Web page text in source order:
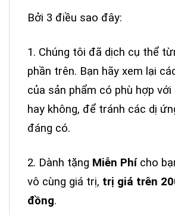
Bởi 3 điều sao đây:
1. Chúng tôi đã dịch cụ thể
phần trên. Bạn hãy xem lại
của sản phẩm có phù hợp
hay không, để tránh các dị
đáng có.
2. Dành tặng Miễn Phícho
vô cùng giá trị, trị giá trên
đồng.